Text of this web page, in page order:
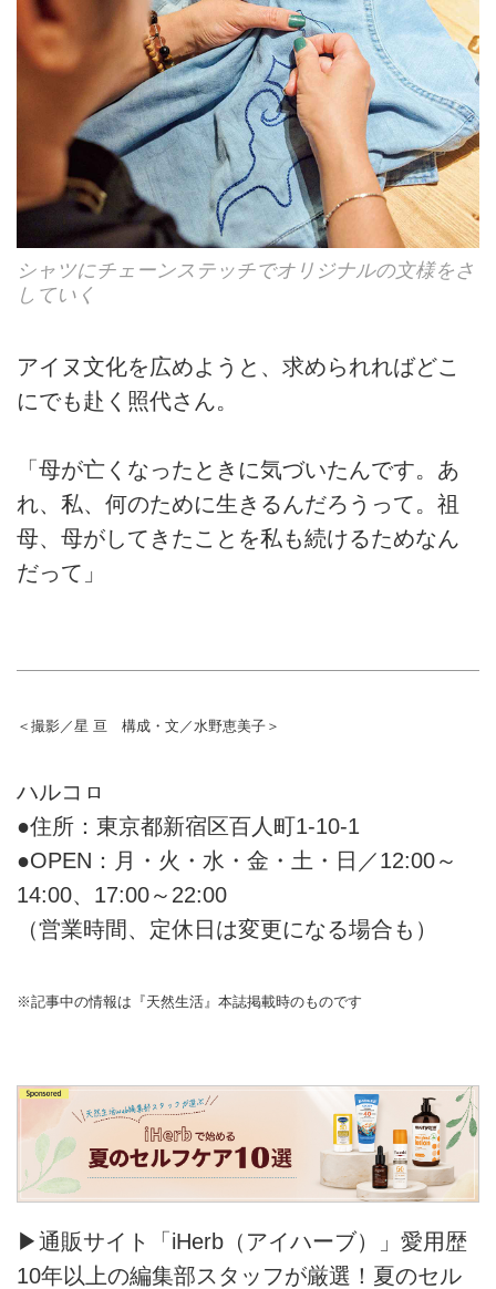
シャツにチェーンステッチでオリジナルの文様をさ
していく
アイヌ文化を広めようと、求められればどこ
にでも赴く照代さん。
「母が亡くなったときに気づいたんです。あ
れ、私、何のために生きるんだろうって。祖
母、母がしてきたことを私も続けるためなん
だって」
＜撮影／星 亘 構成・文／水野恵美子＞
ハルコㇿ
●住所：東京都新宿区百人町1-10-1
●OPEN：月・火・水・金・土・日／12:00～
14:00、17:00～22:00
（営業時間、定休日は変更になる場合も）
※記事中の情報は『天然生活』本誌掲載時のものです
▶通販サイト「iHerb（アイハーブ）」愛用歴
10年以上の編集部スタッフが厳選！夏のセル